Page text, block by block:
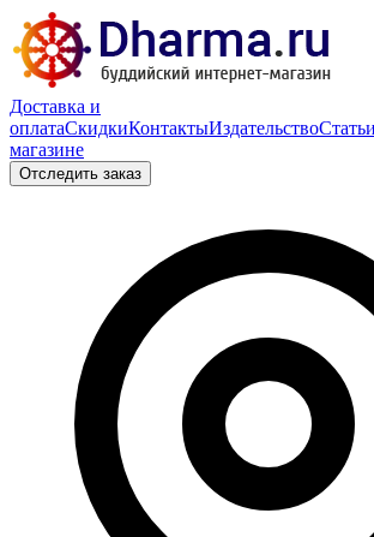
Доставка и
оплатаСкидкиКонтактыИздательствоСтатьи
магазине
Отследить заказ